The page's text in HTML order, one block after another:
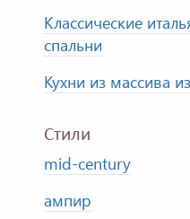
Классические
спальни
Кухни из массива
Стили
mid-century
ампир